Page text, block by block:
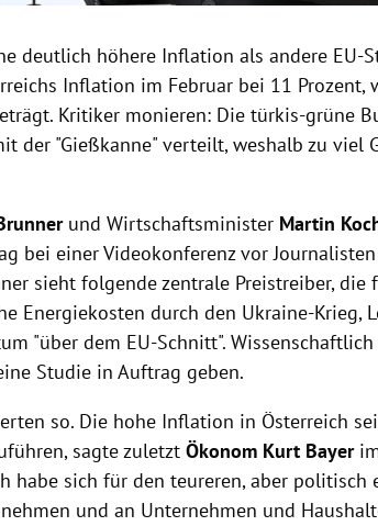
deutlich höhere Inflation als andere EU-
Inflation im Februar bei 11 Prozent,
Kritiker monieren: Die türkis-grüne
der "Gießkanne" verteilt, weshalb zu viel
und Wirtschaftsminister Martin
bei einer Videokonferenz vor
sieht folgende zentrale Preistreiber,
Energiekosten durch den Ukraine-Krieg,
"über dem EU-Schnitt".
Studie in Auftrag geben.
so. Die hohe Inflation in Österreich
sagte zuletztÖkonom Kurt Bayer
habe sich für den teureren, aber politisch
und an Unternehmen und